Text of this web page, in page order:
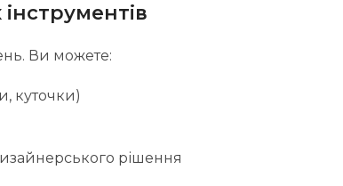
Ви можете:
куточки)
рішення